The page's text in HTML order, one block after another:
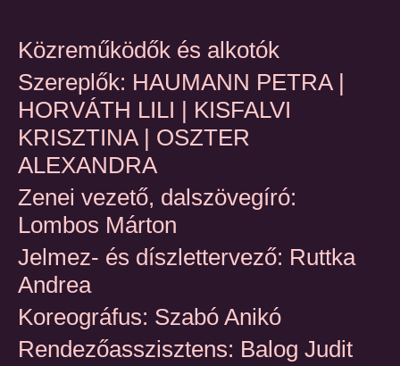
Közreműködők és alkotók
Szereplők: HAUMANN PETRA |
HORVÁTH LILI | KISFALVI
KRISZTINA | OSZTER
ALEXANDRA
Zenei vezető, dalszövegíró:
Lombos Márton
Jelmez- és díszlettervező: Ruttka
Andrea
Koreográfus: Szabó Anikó
Rendezőasszisztens: Balog Judit